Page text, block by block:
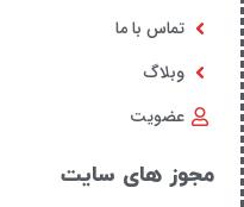
تماس با ما
وبلاگ
عضویت
مجوز های سایت